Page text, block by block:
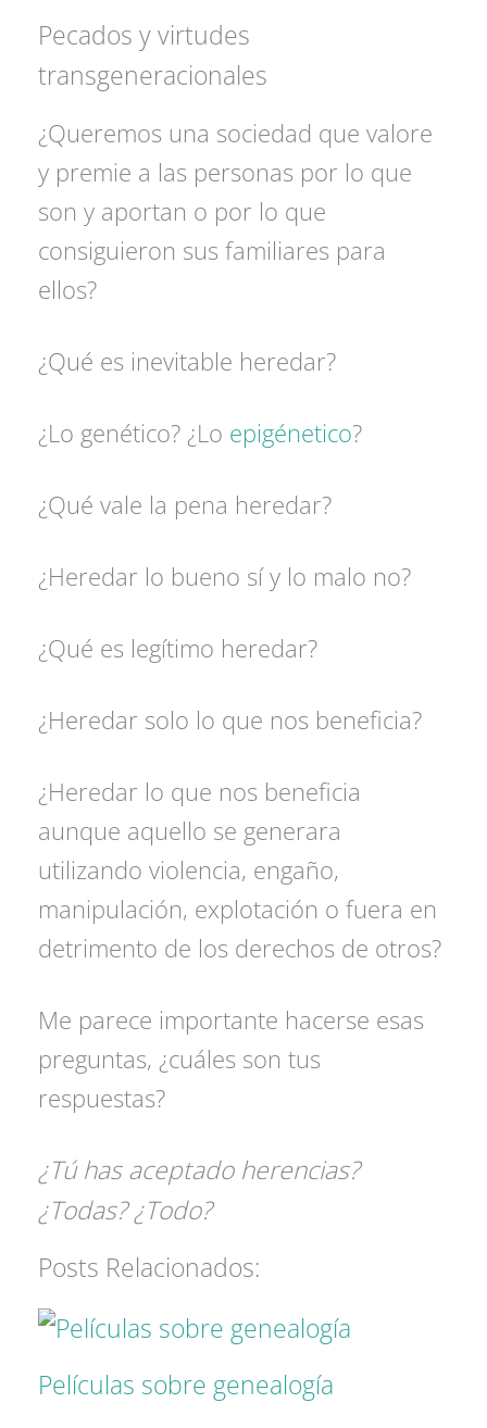
Pecados y virtudes
transgeneracionales
¿Queremos una sociedad que valore
y premie a las personas por lo que
son y aportan o por lo que
consiguieron sus familiares para
ellos?
¿Qué es inevitable heredar?
¿Lo genético? ¿Lo epigénetico?
¿Qué vale la pena heredar?
¿Heredar lo bueno sí y lo malo no?
¿Qué es legítimo heredar?
¿Heredar solo lo que nos beneficia?
¿Heredar lo que nos beneficia
aunque aquello se generara
utilizando violencia, engaño,
manipulación, explotación o fuera en
detrimento de los derechos de otros?
Me parece importante hacerse esas
preguntas, ¿cuáles son tus
respuestas?
¿Tú has aceptado herencias?
¿Todas? ¿Todo?
Posts Relacionados:
Películas sobre genealogía